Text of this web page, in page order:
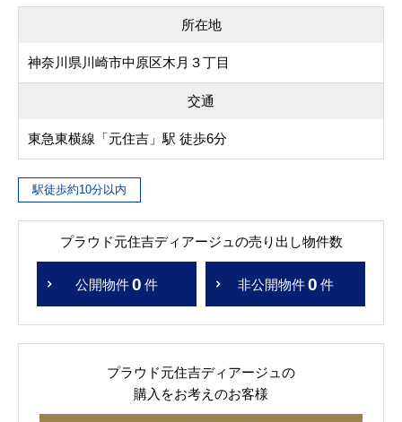
所在地
神奈川県川崎市中原区木月３丁目
交通
東急東横線「元住吉」駅 徒歩6分
駅徒歩約10分以内
プラウド元住吉ディアージュの売り出し物件数
公開物件0 件 非公開物件 0 件
プラウド元住吉ディアージュの
購入をお考えのお客様